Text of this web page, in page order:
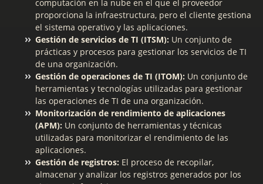
computación en la nube en el que el proveedor
proporciona la infraestructura, pero el cliente gestiona
el sistema operativo y las aplicaciones.
Gestión de servicios de TI (ITSM): Un conjunto de
prácticas y procesos para gestionar los servicios de TI
de una organización.
Gestión de operaciones de TI (ITOM): Un conjunto de
herramientas y tecnologías utilizadas para gestionar
las operaciones de TI de una organización.
Monitorización de rendimiento de aplicaciones
(APM): Un conjunto de herramientas y técnicas
utilizadas para monitorizar el rendimiento de las
aplicaciones.
Gestión de registros: El proceso de recopilar,
almacenar y analizar los registros generados por los